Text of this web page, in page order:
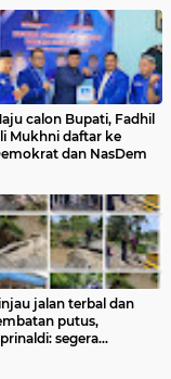
calon Bupati, Fadhil
Mukhni daftar ke
dan NasDem
jalan terbal dan
putus,
segera